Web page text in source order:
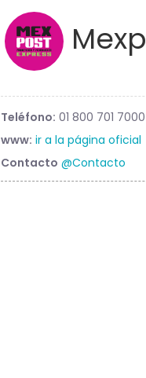
Teléfono: 01 800 701 7000
www: ir a la página oficial
Contacto @Contacto